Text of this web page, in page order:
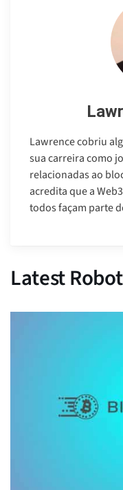
Lawrence cobriu
sua carreira como
relacionadas ao
acredita que a
todos façam parte
Latest